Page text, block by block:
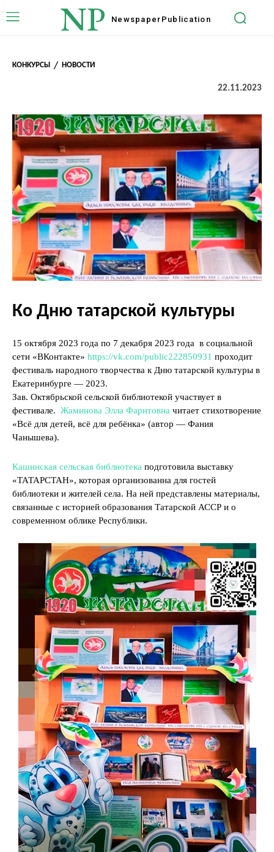
NP Newspaper Publication
КОНКУРСЫ НОВОСТИ
22.11.2023
Ко Дню татарской культуры
15 октября 2023 года по 7 декабря 2023 года в социальной
сети «ВКонтакте» https://vk.com/public222850931 проходит
фестиваль народного творчества к Дню татарской культуры в
Екатеринбурге — 2023.
Зав. Октябрьской сельской библиотекой участвует в
фестивале. Жаминова Элла Фаритовна читает стихотворение
«Всё для детей, всё для ребёнка» (автор — Фания
Чанышева).
Кашинская сельская библиотека подготовила выставку
«ТАТАРСТАН», которая организованна для гостей
библиотеки и жителей села. На ней представлены материалы,
связанные с историей образования Татарской АССР и о
современном облике Республики.